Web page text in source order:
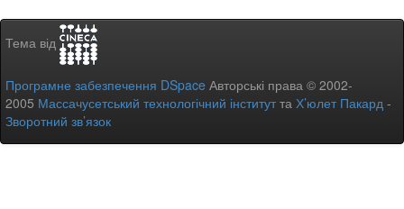
Тема від
Програмне забезпечення DSpace Авторські права © 2002-
2005 Массачусетський технологічний інститутта Х’юлет Пакард -
Зворотний зв’язок